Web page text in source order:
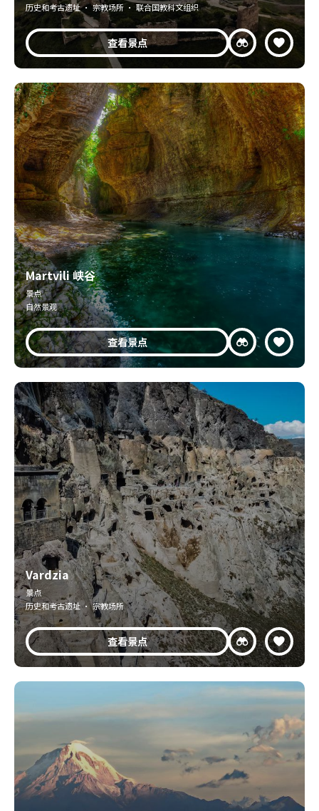
历史和考古遗址 · 宗教场所 · 联合国教科文组织
查看景点
Martvili 峡谷
景点
自然景观
查看景点
Vardzia
景点
历史和考古遗址 · 宗教场所
查看景点